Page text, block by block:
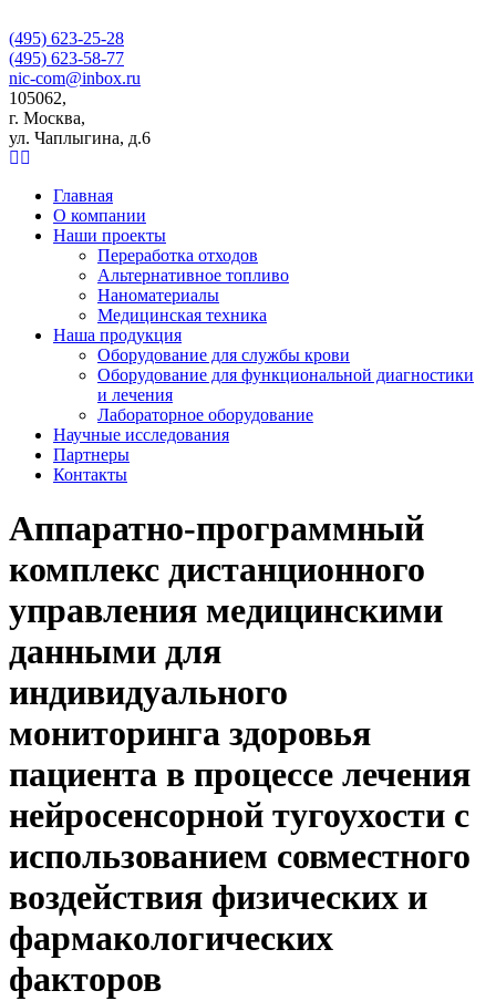
(495) 623-25-28
(495) 623-58-77
nic-com@inbox.ru
105062,
г. Москва,
ул. Чаплыгина, д.6
Главная
О компании
Наши проекты
Переработка отходов
Альтернативное топливо
Наноматериалы
Медицинская техника
Наша продукция
Оборудование для службы крови
Оборудование для функциональной диагностики
и лечения
Лабораторное оборудование
Научные исследования
Партнеры
Контакты
Аппаратно-программный
комплекс дистанционного
управления медицинскими
данными для
индивидуального
мониторинга здоровья
пациента в процессе лечения
нейросенсорной тугоухости с
использованием совместного
воздействия физических и
фармакологических
факторов